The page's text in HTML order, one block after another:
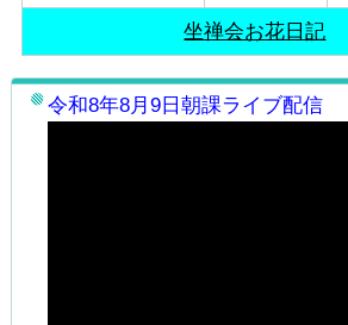
坐禅会お花日記
令和8年8月 9日朝課ライブ配信